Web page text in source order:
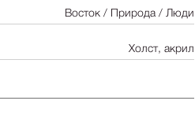
Восток / Природа / Люди
Холст, акрил